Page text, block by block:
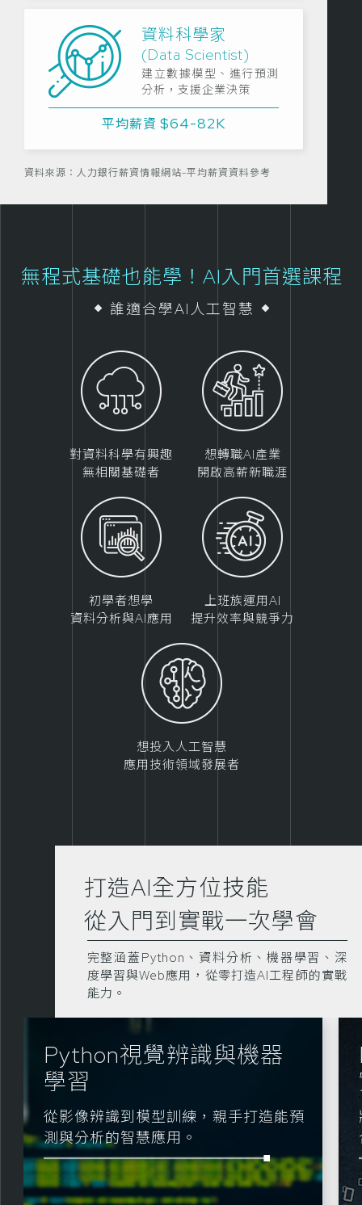
資料科學家
(Data Scientist)
建立數據模型、進行預測
分析，支援企業決策
平均薪資 $64-82K
資料來源：人力銀行薪資情報網站-平均薪資資料參考
無程式基礎也能學！AI入門首選課程
誰適合學AI人工智慧
對資料科學有興趣
無相關基礎者
想轉職AI產業
開啟高薪新職涯
初學者想學
資料分析與AI應用
上班族運用AI
提升效率與競爭力
想投入人工智慧
應用技術領域發展者
打造AI全方位技能
從入門到實戰一次學會
完整涵蓋Python、資料分析、機器學習、深
度學習與Web應用，從零打造AI工程師的實戰
能力。
辨識與機器
訓練，親手打造能預
用。
Python
將程式技能應用於網
合資料與邏輯，完成